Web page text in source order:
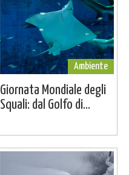
Ambiente
Giornata Mondiale degli
Squali: dal Golfo di...